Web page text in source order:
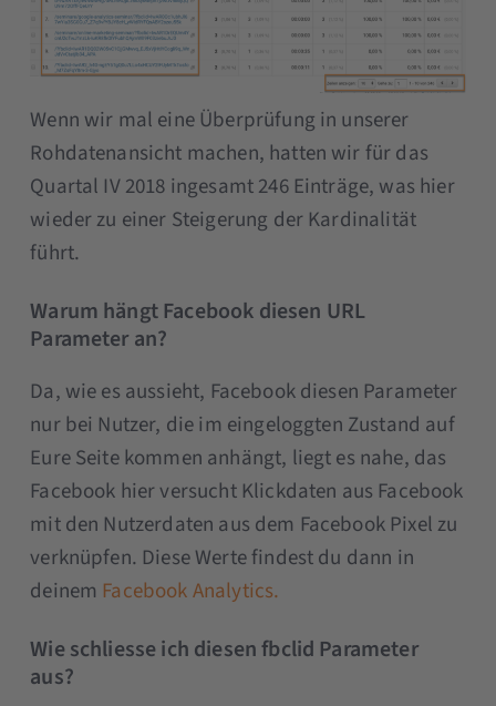
Wenn wir mal eine Überprüfung in unserer
Rohdatenansicht machen, hatten wir für das
Quartal IV 2018 ingesamt 246 Einträge, was hier
wieder zu einer Steigerung der Kardinalität
führt.
Warum hängt Facebook diesen URL
Parameter an?
Da, wie es aussieht, Facebook diesen Parameter
nur bei Nutzer, die im eingeloggten Zustand auf
Eure Seite kommen anhängt, liegt es nahe, das
Facebook hier versucht Klickdaten aus Facebook
mit den Nutzerdaten aus dem Facebook Pixel zu
verknüpfen. Diese Werte findest du dann in
deinem Facebook Analytics.
Wie schliesse ich diesen fbclid Parameter
aus?